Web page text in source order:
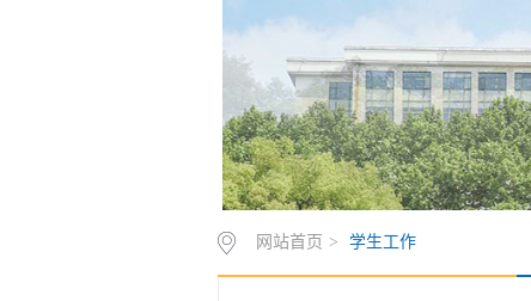
网站首页 > 学生工作